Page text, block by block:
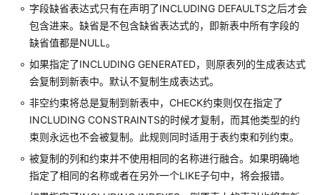
GROUP
ALTER
INDEX
LANGUAGE
ALTER
MASKING
POLICY
字段缺省表达式只有在声明了INCLUDING DEFAULTS之后才会
包含进来。缺省是不包含缺省表达式的，即新表中所有字段的
缺省值都是NULL。
如果指定了INCLUDING GENERATED，则原表列的生成表达式
会复制到新表中。默认不复制生成表达式。
非空约束将总是复制到新表中，CHECK约束则仅在指定了
INCLUDING CONSTRAINTS的时候才复制，而其他类型的约
束则永远也不会被复制。此规则同时适用于表约束和列约束。
被复制的列和约束并不使用相同的名称进行融合。如果明确地
指定了相同的名称或者在另外一个LIKE子句中，将会报错。